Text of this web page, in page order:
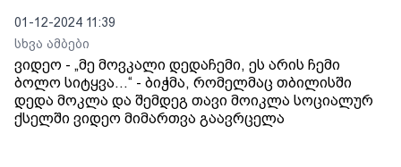
01-12-2024 11:39
სხვა ამბები
ვიდეო - „მე მოვკალი დედაჩემი, ეს არის ჩემი
ბოლო სიტყვა...“ - ბიჭმა, რომელმაც თბილისში
დედა მოკლა და შემდეგ თავი მოიკლა სოციალურ
ქსელში ვიდეო მიმართვა გაავრცელა